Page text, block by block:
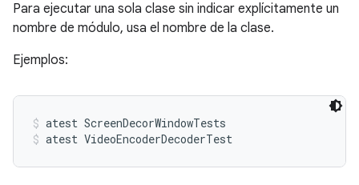
Para ejecutar una sola clase sin indicar explícitamente un
nombre de módulo, usa el nombre de la clase.
Ejemplos:
atest ScreenDecorWindowTests
atest VideoEncoderDecoderTest